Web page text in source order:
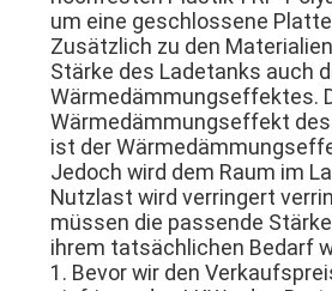
um eine geschlossene
Zusätzlich zu den
Stärke des Ladetanks auch
Wärmedämmungseffektes.
Wärmedämmungseffekt
ist der
Jedoch wird dem Raum im
Nutzlast wird verringert
müssen die passende
ihrem tatsächlichen Bedarf
1. Bevor wir den